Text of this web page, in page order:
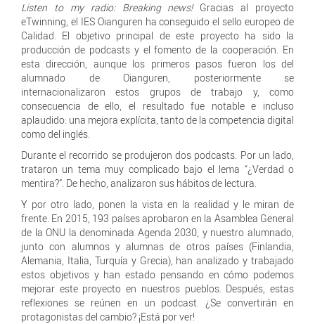
Listen to my radio: Breaking news!Gracias al proyecto
eTwinning, el IES Oianguren ha conseguido el sello europeo de
Calidad. El objetivo principal de este proyecto ha sido la
producción de podcasts y el fomento de la cooperación. En
esta dirección, aunque los primeros pasos fueron los del
alumnado de Oianguren, posteriormente se
internacionalizaron estos grupos de trabajo y, como
consecuencia de ello, el resultado fue notable e incluso
aplaudido: una mejora explícita, tanto de la competencia digital
como del inglés.
Durante el recorrido se produjeron dos podcasts. Por un lado,
trataron un tema muy complicado bajo el lema “¿Verdad o
mentira?”. De hecho, analizaron sus hábitos de lectura.
Y por otro lado, ponen la vista en la realidad y le miran de
frente. En 2015, 193 países aprobaron en la Asamblea General
de la ONU la denominada Agenda 2030, y nuestro alumnado,
junto con alumnos y alumnas de otros países (Finlandia,
Alemania, Italia, Turquía y Grecia), han analizado y trabajado
estos objetivos y han estado pensando en cómo podemos
mejorar este proyecto en nuestros pueblos. Después, estas
reflexiones se reúnen en un podcast. ¿Se convertirán en
protagonistas del cambio? ¡Está por ver!